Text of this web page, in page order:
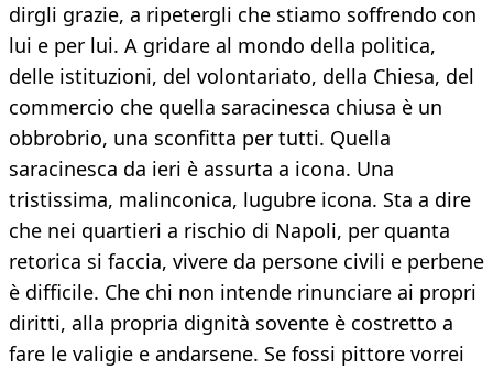
dirgli grazie, a ripetergli che stiamo soffrendo con
lui e per lui. A gridare al mondo della politica,
delle istituzioni, del volontariato, della Chiesa, del
commercio che quella saracinesca chiusa è un
obbrobrio, una sconfitta per tutti. Quella
saracinesca da ieri è assurta a icona. Una
tristissima, malinconica, lugubre icona. Sta a dire
che nei quartieri a rischio di Napoli, per quanta
retorica si faccia, vivere da persone civili e perbene
è difficile. Che chi non intende rinunciare ai propri
diritti, alla propria dignità sovente è costretto a
fare le valigie e andarsene. Se fossi pittore vorrei